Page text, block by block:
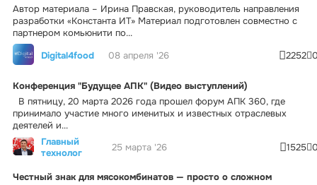
Автор материала – Ирина Правская, руководитель направления
разработки «Константа ИТ» Материал подготовлен совместно с
партнером комьюнити по...
Digital4food
08 апреля '26 2252
Конференция "Будущее АПК" (Видео выступлений)
В пятницу, 20 марта 2026 года прошел форум АПК 360, где
принимало участие много именитых и известных отраслевых
деятелей и...
Главный
технолог
25 марта '26 1525
Честный знак для мясокомбинатов — просто о сложном